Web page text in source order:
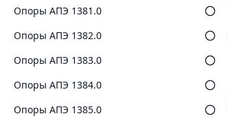
Опоры АПЭ 1381.0
Опоры АПЭ 1382.0
Опоры АПЭ 1383.0
Опоры АПЭ 1384.0
Опоры АПЭ 1385.0